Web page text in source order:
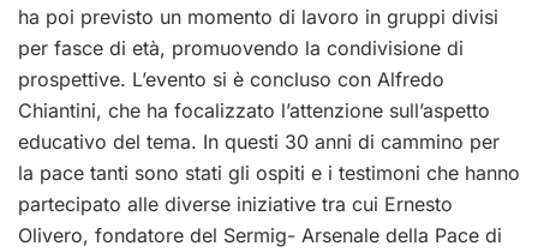
ha poi previsto un momento di lavoro in gruppi divisi
per fasce di età, promuovendo la condivisione di
prospettive. L’evento si è concluso con Alfredo
Chiantini, che ha focalizzato l’attenzione sull’aspetto
educativo del tema. In questi 30 anni di cammino per
la pace tanti sono stati gli ospiti e i testimoni che hanno
partecipato alle diverse iniziative tra cui Ernesto
Olivero, fondatore del Sermig- Arsenale della Pace di